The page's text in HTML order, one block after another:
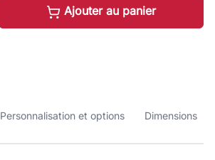
Ajouter au panier
Personnalisation et options Dimensions